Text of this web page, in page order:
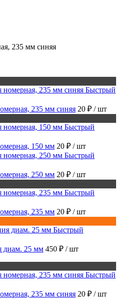
235 мм синяя
Быстрый
235 мм синяя 20 ₽ / шт
Быстрый
150 мм 20 ₽ / шт
Быстрый
250 мм 20 ₽ / шт
Быстрый
235 мм 20 ₽ / шт
Быстрый
диам. 25 мм 450 ₽ / шт
Быстрый
235 мм синяя 20 ₽ / шт